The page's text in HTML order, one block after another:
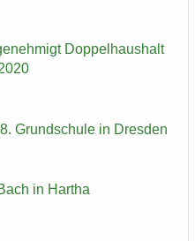
Dop­pel­haus­halt
Grund­schu­le in Dres­den
in Har­tha